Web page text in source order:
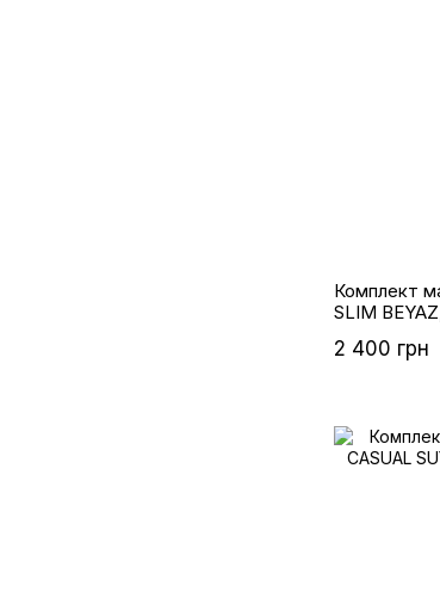
Комплект
SLIM
2 400 грн